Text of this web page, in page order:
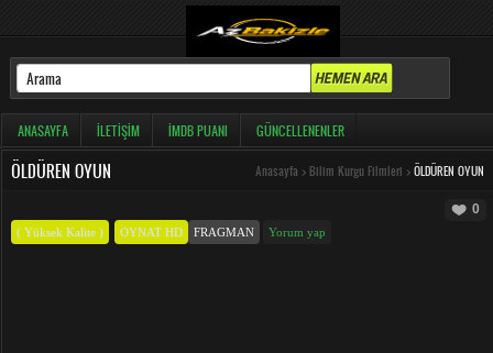
ANASAYFA İLETIŞIM İMDB PUANI GÜNCELLENENLER
ÖLDÜREN OYUN Anasayfa > Bilim Kurgu Filmleri > ÖLDÜREN OYUN
0
( Yüksek Kalite ) OYNAT HD FRAGMAN Yorum yap